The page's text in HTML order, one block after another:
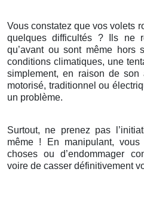
Vous constatez que vos volets
quelques difficultés ? Ils ne
qu’avant ou sont même hors
conditions climatiques, une
simplement, en raison de son
motorisé, traditionnel ou
un problème.
Surtout, ne prenez pas
même ! En manipulant, vous
choses ou d’endommager
voire de casser définitivement